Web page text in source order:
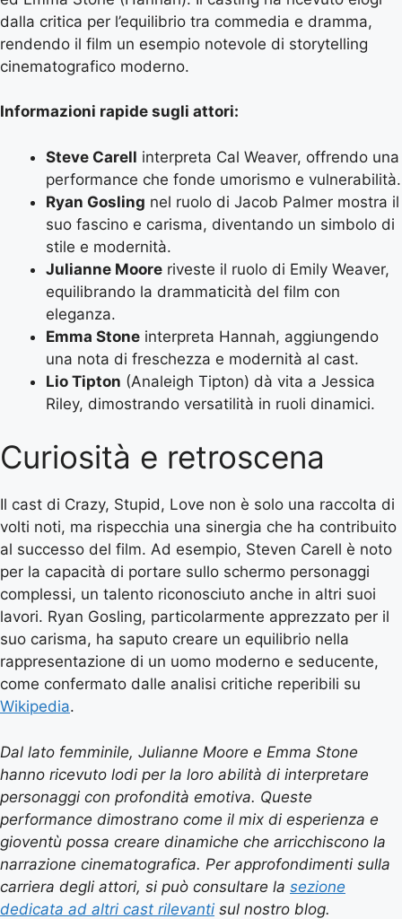
dalla critica per l’equilibrio tra commedia e dramma,
rendendo il film un esempio notevole di storytelling
cinematografico moderno.
Informazioni rapide sugli attori:
Steve Carell interpreta Cal Weaver, offrendo una
performance che fonde umorismo e vulnerabilità.
Ryan Gosling nel ruolo di Jacob Palmer mostra il
suo fascino e carisma, diventando un simbolo di
stile e modernità.
Julianne Moore riveste il ruolo di Emily Weaver,
equilibrando la drammaticità del film con
eleganza.
Emma Stone interpreta Hannah, aggiungendo
una nota di freschezza e modernità al cast.
Lio Tipton (Analeigh Tipton) dà vita a Jessica
Riley, dimostrando versatilità in ruoli dinamici.
Curiosità e retroscena
Il cast di Crazy, Stupid, Love non è solo una raccolta di
volti noti, ma rispecchia una sinergia che ha contribuito
al successo del film. Ad esempio, Steven Carell è noto
per la capacità di portare sullo schermo personaggi
complessi, un talento riconosciuto anche in altri suoi
lavori. Ryan Gosling, particolarmente apprezzato per il
suo carisma, ha saputo creare un equilibrio nella
rappresentazione di un uomo moderno e seducente,
come confermato dalle analisi critiche reperibili su
Wikipedia.
Dal lato femminile, Julianne Moore e Emma Stone
hanno ricevuto lodi per la loro abilità di interpretare
personaggi con profondità emotiva. Queste
performance dimostrano come il mix di esperienza e
gioventù possa creare dinamiche che arricchiscono la
narrazione cinematografica. Per approfondimenti sulla
carriera degli attori, si può consultare la sezione
dedicata ad altri cast rilevanti sul nostro blog.